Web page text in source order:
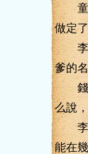
童軍
做定
李毅
爹的
錢多
么說
李毅
能在